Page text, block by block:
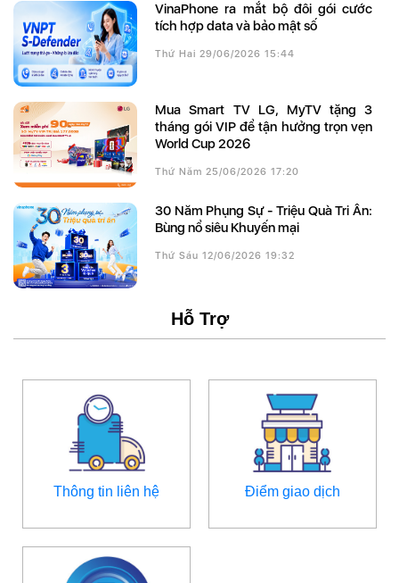
VinaPhone ra mắt bộ đôi gói cước
tích hợp data và bảo mật số
Thứ Hai 29/06/2026 15:44
Mua Smart TV LG, MyTV tặng 3
tháng gói VIP để tận hưởng trọn vẹn
World Cup 2026
Thứ Năm 25/06/2026 17:20
30 Năm Phụng Sự - Triệu Quà Tri Ân:
Bùng nổ siêu Khuyến mại
Thứ Sáu 12/06/2026 19:32
Hỗ Trợ
Thông tin liên hệ Điểm giao dịch